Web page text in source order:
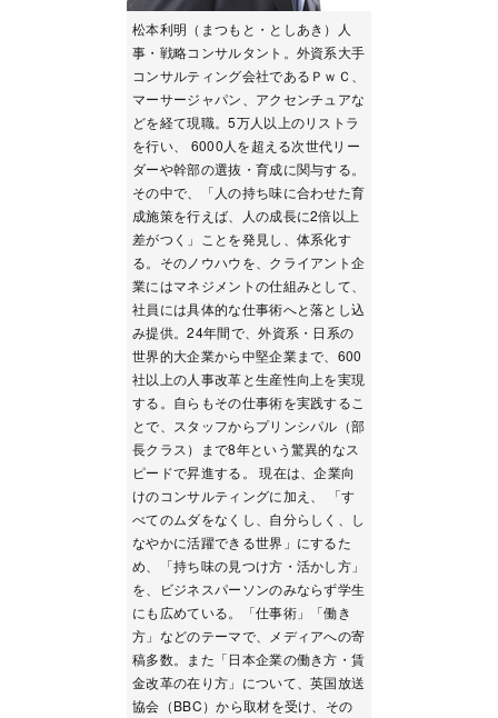
松本利明（まつもと・としあき）人
事・戦略コンサルタント。外資系大手
コンサルティング会社であるＰｗＣ、
マーサージャパン、アクセンチュアな
どを経て現職。5万人以上のリストラ
を行い、 6000人を超える次世代リー
ダーや幹部の選抜・育成に関与する。
その中で、「人の持ち味に合わせた育
成施策を行えば、人の成長に2倍以上
差がつく」ことを発見し、体系化す
る。そのノウハウを、クライアント企
業にはマネジメントの仕組みとして、
社員には具体的な仕事術へと落とし込
み提供。24年間で、外資系・日系の
世界的大企業から中堅企業まで、600
社以上の人事改革と生産性向上を実現
する。自らもその仕事術を実践するこ
とで、スタッフからプリンシパル（部
長クラス）まで8年という驚異的なス
ピードで昇進する。 現在は、企業向
けのコンサルティングに加え、 「す
べてのムダをなくし、自分らしく、し
なやかに活躍できる世界」にするた
め、「持ち味の見つけ方・活かし方」
を、ビジネスパーソンのみならず学生
にも広めている。「仕事術」「働き
方」などのテーマで、メディアへの寄
稿多数。また「日本企業の働き方・賃
金改革の在り方」について、英国放送
協会（BBC）から取材を受け、その